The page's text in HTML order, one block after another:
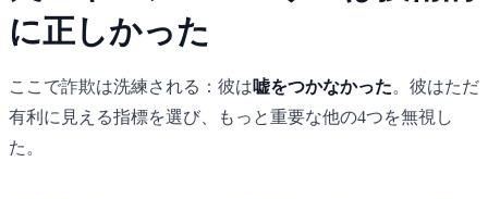
に正しかった
ここで詐欺は洗練される：彼は嘘をつかなかった。彼はただ
有利に見える指標を選び、もっと重要な他の4つを無視し
た。